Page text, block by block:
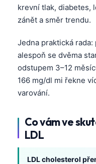
krevní tlak, diabetes,
zánět a směr trendu.
Jedna praktická
alespoň se dvěma
odstupem 3–12
166 mg/dl mi řekne
varování.
Co vám ve
LDL
LDL cholesterol